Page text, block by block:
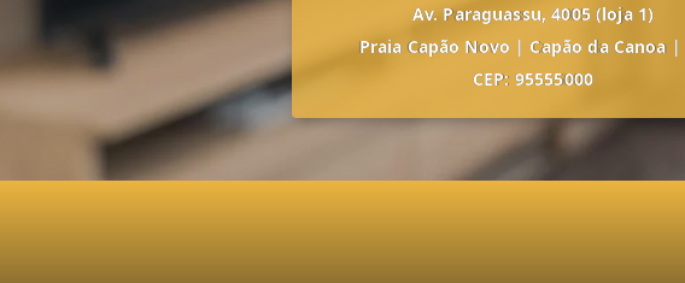
Av. Paraguassu, 4005 (loja 1)
Praia Capão Novo | Capão da Canoa |
CEP: 95555000